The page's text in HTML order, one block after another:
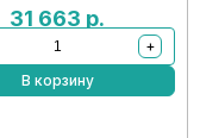
31 663 р.
+
В корзину